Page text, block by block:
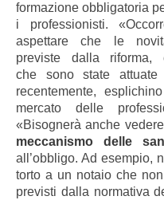
formazione obbligatoria
i professionisti.
aspettare che le
previste dalla riforma,
che sono state
recentemente,
mercato delle
«Bisognerà anche
meccanismo delle
all’obbligo. Ad esempio,
torto a un notaio che
previsti dalla normativa